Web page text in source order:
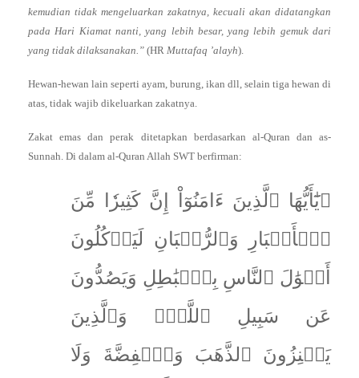
kemudian tidak mengeluarkan zakatnya, kecuali akan didatangkan
pada Hari Kiamat nanti, yang lebih besar, yang lebih gemuk dari
yang tidak dilaksanakan.” (HR Muttafaq ’alayh).
Hewan-hewan lain seperti ayam, burung, ikan dll, selain tiga hewan di
atas, tidak wajib dikeluarkan zakatnya.
Zakat emas dan perak ditetapkan berdasarkan al-Quran dan as-
Sunnah. Di dalam al-Quran Allah SWT berfirman:
۞يَٰٓأَيُّهَا ٱلَّذِينَ ءَامَنُوٓاْ إِنَّ كَثِيرٗا مِّنَ
ٱلۡأَحۡبَارِ وَٱلرُّهۡبَانِ لَيَأۡكُلُونَ
أَمۡوَٰلَ ٱلنَّاسِ بِٱلۡبَٰطِلِ وَيَصُدُّونَ
عَن سَبِيلِ ٱللَّهِۗ وَٱلَّذِينَ
يَكۡنِزُونَ ٱلذَّهَبَ وَٱلۡفِضَّةَ وَلَا